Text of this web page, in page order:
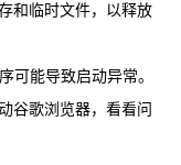
和临时文件，以释放
可能导致启动异常。
谷歌浏览器，看看问